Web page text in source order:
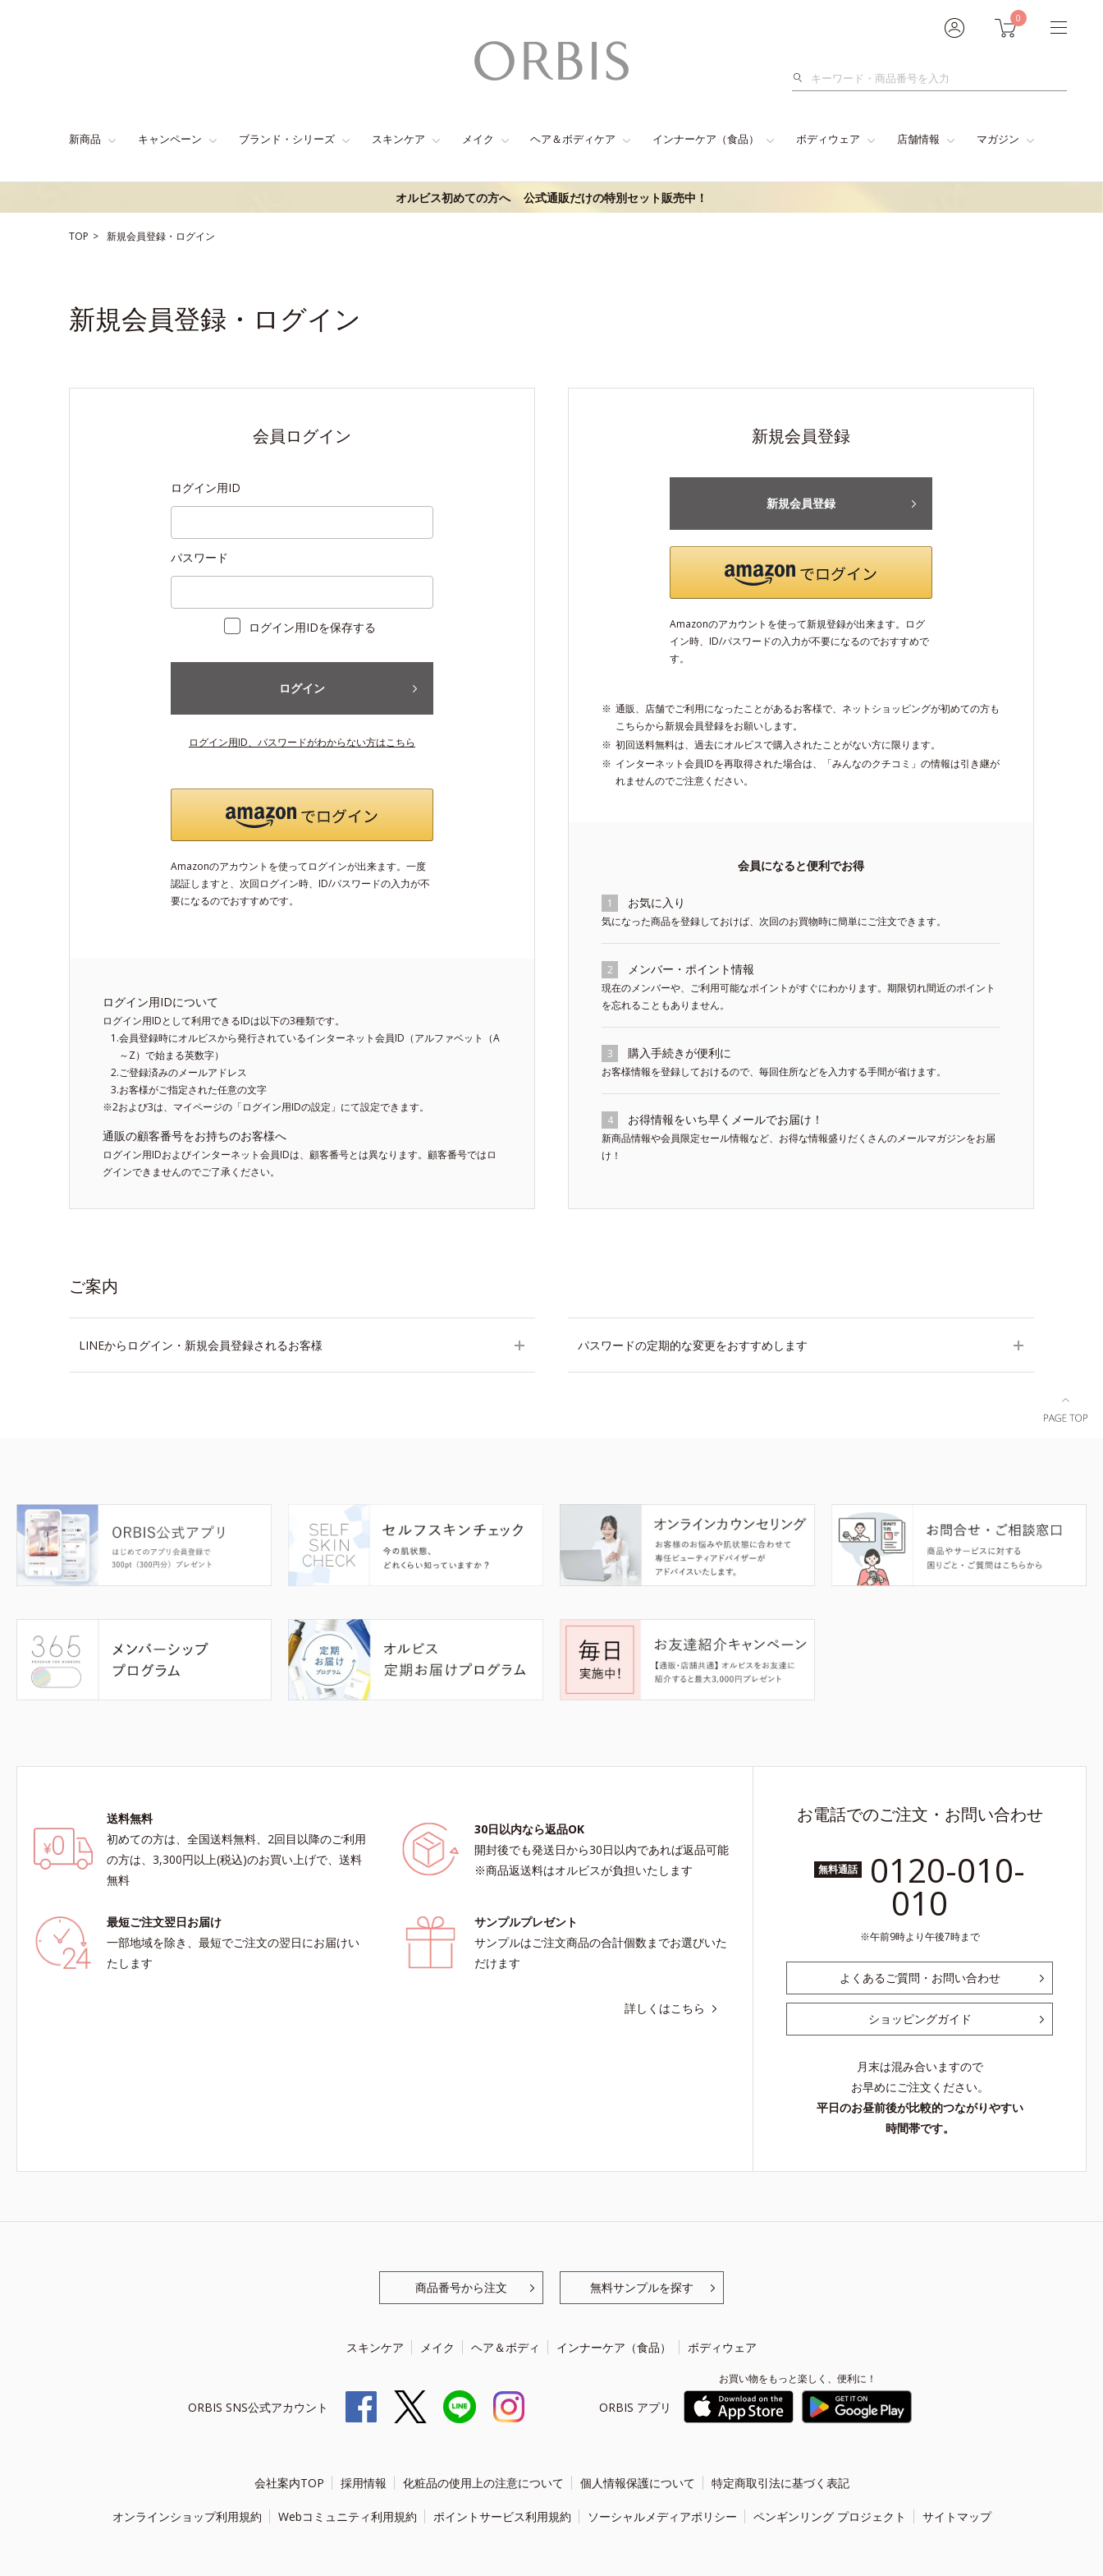
0
検
新商品 キャンペーン ブランド・シリーズ スキンケア メイク ヘア＆ボディケア インナーケア（食品） ボディウェア 店舗情報 マガジン
オルビス初めての方へ 公式通販だけの特別セット販売中！
TOP 新規会員登録・ログイン
新規会員登録・ログイン
会員ログイン
ログイン用ID
パスワード
ログイン用IDを保存する
ログイン
ログイン用ID、パスワードがわからない方はこちら
Amazonのアカウントを使ってログインが出来ます。一度
認証しますと、次回ログイン時、ID/パスワードの入力が不
要になるのでおすすめです。
ログイン用IDについて
ログイン用IDとして利用できるIDは以下の3種類です。
会員登録時にオルビスから発行されているインターネット会員ID（アルファベット（A
～Z）で始まる英数字）
ご登録済みのメールアドレス
お客様がご指定された任意の文字
※2および3は、マイページの「ログイン用IDの設定」にて設定できます。
通販の顧客番号をお持ちのお客様へ
ログイン用IDおよびインターネット会員IDは、顧客番号とは異なります。顧客番号ではロ
グインできませんのでご了承ください。
新規会員登録
新規会員登録
Amazonのアカウントを使って新規登録が出来ます。ログ
イン時、ID/パスワードの入力が不要になるのでおすすめで
す。
通販、店舗でご利用になったことがあるお客様で、ネットショッピングが初めての方も
こちらから新規会員登録をお願いします。
初回送料無料は、過去にオルビスで購入されたことがない方に限ります。
インターネット会員IDを再取得された場合は、「みんなのクチコミ」の情報は引き継が
れませんのでご注意ください。
会員になると便利でお得
1 お気に入り
気になった商品を登録しておけば、次回のお買物時に簡単にご注文できます。
2 メンバー・ポイント情報
現在のメンバーや、ご利用可能なポイントがすぐにわかります。期限切れ間近のポイント
を忘れることもありません。
3 購入手続きが便利に
お客様情報を登録しておけるので、毎回住所などを入力する手間が省けます。
4 お得情報をいち早くメールでお届け！
新商品情報や会員限定セール情報など、お得な情報盛りだくさんのメールマガジンをお届
け！
ご案内
LINEからログイン・新規会員登録されるお客様 パスワードの定期的な変更をおすすめします
送料無料
初めての方は、全国送料無料、2回目以降のご利用
の方は、3,300円以上(税込)のお買い上げで、送料
無料
30日以内なら返品OK
開封後でも発送日から30日以内であれば返品可能
※商品返送料はオルビスが負担いたします
最短ご注文翌日お届け
一部地域を除き、最短でご注文の翌日にお届けい
たします
サンプルプレゼント
サンプルはご注文商品の合計個数までお選びいた
だけます
詳しくはこちら
お電話でのご注文・お問い合わせ
無料通話 0120-010-
010
午前9時より午後7時まで
よくあるご質問・お問い合わせ
ショッピングガイド
月末は混み合いますので
お早めにご注文ください。
平日のお昼前後が比較的つながりやすい
時間帯です。
商品番号から注文 無料サンプルを探す
スキンケア メイク ヘア＆ボディ インナーケア（食品） ボディウェア
ORBIS SNS公式アカウント ORBIS アプリ
お買い物をもっと楽しく、便利に！
会社案内TOP 採用情報 化粧品の使用上の注意について 個人情報保護について 特定商取引法に基づく表記
オンラインショップ利用規約 Webコミュニティ利用規約 ポイントサービス利用規約 ソーシャルメディアポリシー ペンギンリング プロジェクト サイトマップ